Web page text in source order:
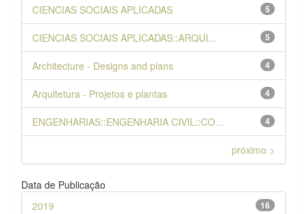
5
CIENCIAS SOCIAIS APLICADAS
5
CIENCIAS SOCIAIS APLICADAS::ARQUI...
4
Architecture - Designs and plans
4
Arquitetura - Projetos e plantas
4
ENGENHARIAS::ENGENHARIA CIVIL::CO...
próximo >
Data de Publicação
16
2019